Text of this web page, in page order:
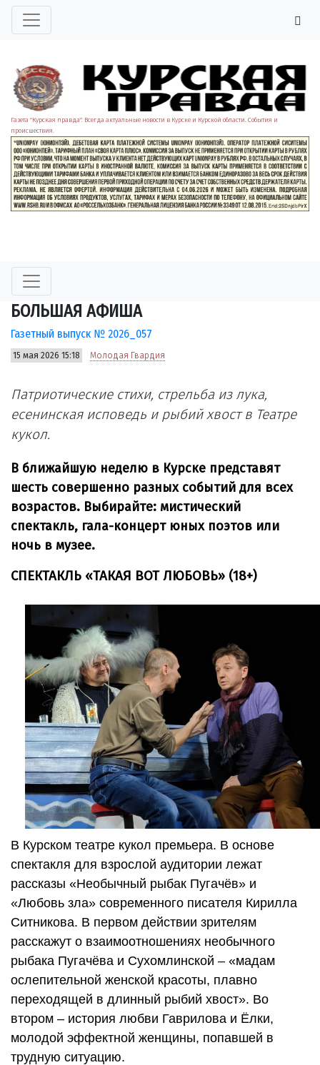
Газета "Курская правда". Всегда актуальные новости в Курске и Курской области. События и
происшествия.
БОЛЬШАЯ АФИША
Газетный выпуск № 2026_057
15 мая 2026 15:18 Молодая Гвардия
Патриотические стихи, стрельба из лука,
есенинская исповедь и рыбий хвост в Театре
кукол.
В ближайшую неделю в Курске представят
шесть совершенно разных событий для всех
возрастов. Выбирайте: мистический
спектакль, гала-концерт юных поэтов или
ночь в музее.
СПЕКТАКЛЬ «ТАКАЯ ВОТ ЛЮБОВЬ» (18+)
В Курском театре кукол премьера. В основе
спектакля для взрослой аудитории лежат
рассказы «Необычный рыбак Пугачёв» и
«Любовь зла» современного писателя Кирилла
Ситникова. В первом действии зрителям
расскажут о взаимоотношениях необычного
рыбака Пугачёва и Сухомлинской – «мадам
ослепительной женской красоты, плавно
переходящей в длинный рыбий хвост». Во
втором – история любви Гаврилова и Ёлки,
молодой эффектной женщины, попавшей в
трудную ситуацию.